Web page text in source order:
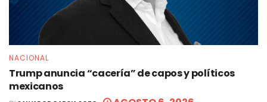
NACIONAL
Trump anuncia “cacería” de capos y políticos
mexicanos